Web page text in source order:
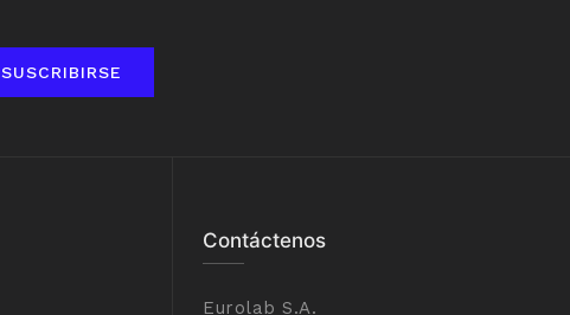
SUSCRIBIRSE
Contáctenos
Eurolab S.A.